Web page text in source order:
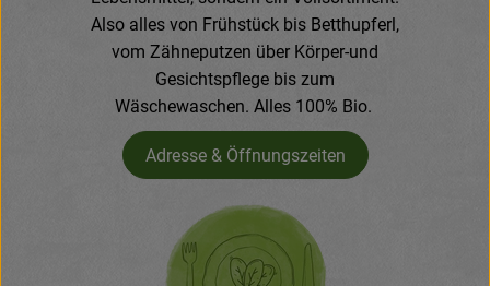
Also alles von Frühstück bis Betthupferl,
vom Zähneputzen über Körper-und
Gesichtspflege bis zum
Wäschewaschen. Alles 100% Bio.
Adresse & Öffnungszeiten